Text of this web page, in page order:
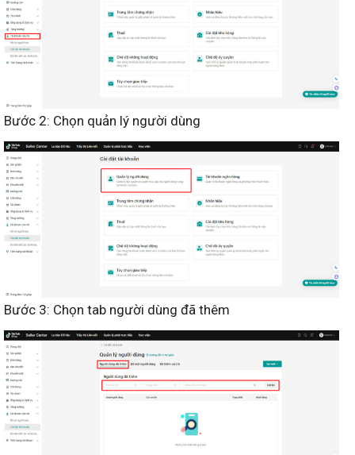
Bước 2: Chọn quản lý người dùng
Bước 3: Chọn tab người dùng đã thêm